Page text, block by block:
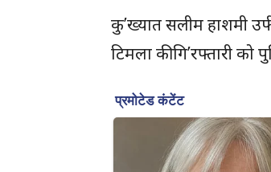
कु’ख्यात सलीम हाशमी
टिमला की गि’रफ्तारी